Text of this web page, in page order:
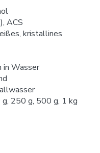
ACS
kristallines
in Wasser
250 g, 500 g, 1 kg